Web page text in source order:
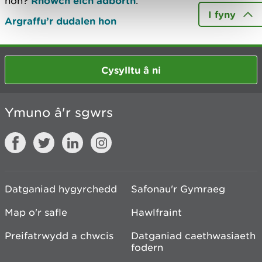
Argraffu’r dudalen hon
I fyny
Cysylltu â ni
Ymuno â'r sgwrs
Datganiad hygyrchedd
Safonau'r Gymraeg
Map o'r safle
Hawlfraint
Preifatrwydd a chwcis
Datganiad caethwasiaeth
fodern